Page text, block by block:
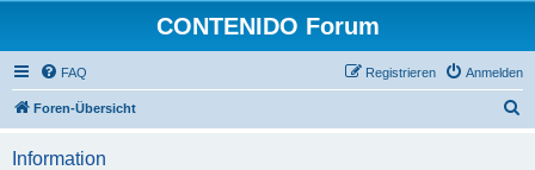
CONTENIDO Forum
FAQ Anmelden
Registrieren
Foren-Übersicht
Information